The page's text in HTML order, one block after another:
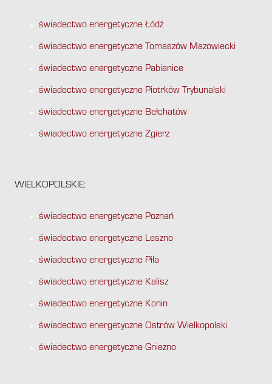
świadectwo energetyczne Łódź
świadectwo energetyczne Tomaszów Mazowiecki
świadectwo energetyczne Pabianice
świadectwo energetyczne Piotrków Trybunalski
świadectwo energetyczne Bełchatów
świadectwo energetyczne Zgierz
WIELKOPOLSKIE:
świadectwo energetyczne Poznań
świadectwo energetyczne Leszno
świadectwo energetyczne Piła
świadectwo energetyczne Kalisz
świadectwo energetyczne Konin
świadectwo energetyczne Ostrów Wielkopolski
świadectwo energetyczne Gniezno